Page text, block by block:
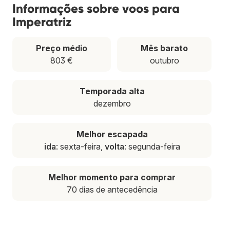
Informações sobre voos para
Imperatriz
Preço médio
803 €
Mês barato
outubro
Temporada alta
dezembro
Melhor escapada
ida: sexta-feira, volta: segunda-feira
Melhor momento para comprar
70 dias de antecedência